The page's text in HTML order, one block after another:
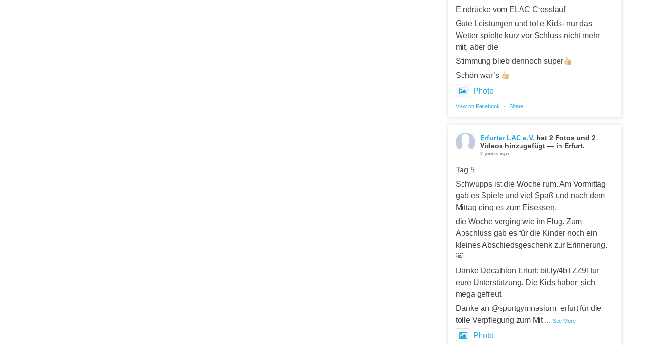
Eindrücke vom ELAC Crosslauf
Gute Leistungen und tolle Kids- nur das
Wetter spielte kurz vor Schluss nicht mehr
mit, aber die
Stimmung blieb dennoch super
Schön war’s
Photo
View on Facebook · Share
Erfurter LAC e.V. hat 2 Fotos und 2
Videos hinzugefügt — in Erfurt.
2 years ago
Tag 5
Schwupps ist die Woche rum. Am Vormittag
gab es Spiele und viel Spaß und nach dem
Mittag ging es zum Eisessen.
die Woche verging wie im Flug. Zum
Abschluss gab es für die Kinder noch ein
kleines Abschiedsgeschenk zur Erinnerung.
￼
Danke Decathlon Erfurt: bit.ly/4bTZZ9l für
eure Unterstützung. Die Kids haben sich
mega gefreut.
Danke an @sportgymnasium_erfurt für die
tolle Verpflegung zum Mit ...See More
Photo